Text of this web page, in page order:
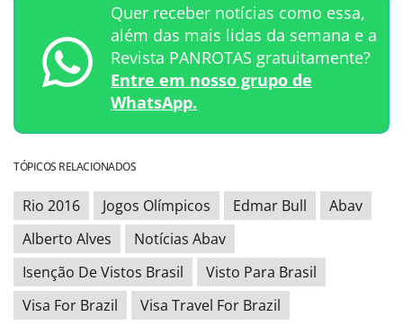
Quer receber notícias como essa,
além das mais lidas da semana e a
Revista PANROTAS gratuitamente?
Entre em nosso grupo de
WhatsApp.
TÓPICOS RELACIONADOS
Rio 2016 Jogos Olímpicos Edmar Bull
Abav
Alberto Alves
Notícias Abav
Isenção De Vistos Brasil
Visto Para Brasil
Visa For Brazil
Visa Travel For Brazil